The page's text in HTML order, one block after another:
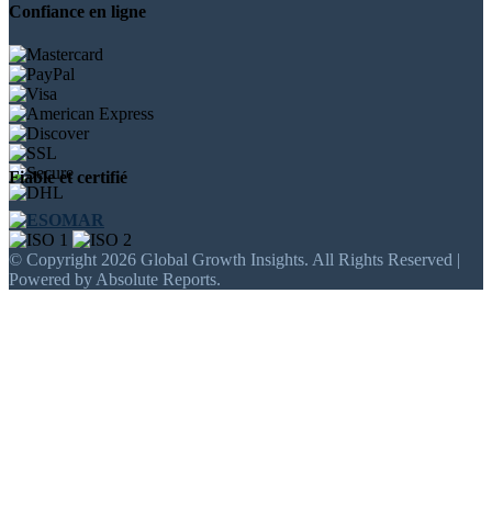
Confiance en ligne
Fiable et certifié
© Copyright 2026 Global Growth Insights. All Rights Reserved |
Powered by Absolute Reports.